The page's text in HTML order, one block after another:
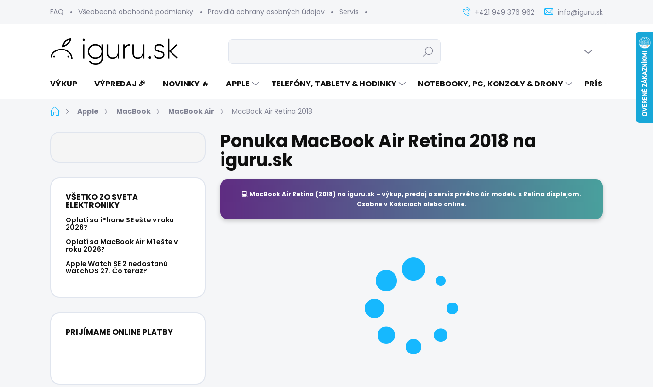
+421 949 376 962 info@iguru.sk
FAQ Všeobecné obchodné podmienky Pravidlá ochrany osobných údajov Servis Zistenie ceny servisu elektroniky na iguru.sk Kontakt
Hľadať
VÝKUP VÝPREDAJ 🎉 NOVINKY 🔥 APPLE TELEFÓNY, TABLETY & HODINKY NOTEBOOKY, PC, KONZOLY & DRONY PRÍSLUŠENSTVO
DomovApple MacBook MacBook Air MacBook Air Retina 2018
ý
VŠETKO ZO SVETA
ELEKTRONIKY
Oplatí sa iPhone SE ešte v roku
2026?
Oplatí sa MacBook Air M1 ešte v
roku 2026?
Apple Watch SE 2 nedostanú
watchOS 27. Čo teraz?
PRIJÍMAME ONLINE PLATBY
Ponuka MacBook Air Retina 2018 na
iguru.sk
💻 MacBook Air Retina (2018) na iguru.sk – výkup, predaj a servis prvého Air modelu s Retina displejom.
Osobne v Košiciach alebo online.